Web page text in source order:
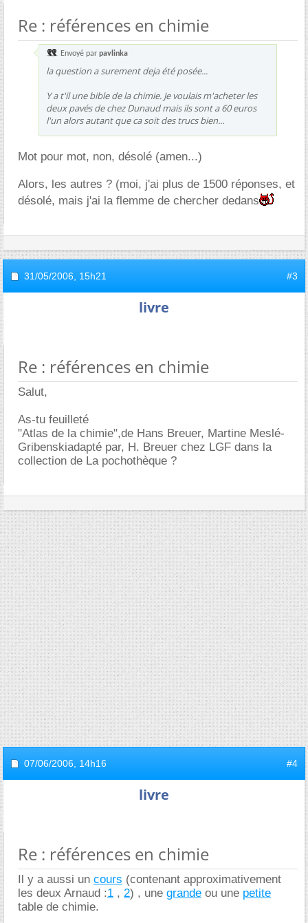
Re : références en chimie
Envoyé par pavlinka
la question a surement deja été posée...
Y a t'il une bible de la chimie. Je voulais m'acheter les
deux pavés de chez Dunaud mais ils sont a 60 euros
l'un alors autant que ca soit des trucs bien...
Mot pour mot, non, désolé (amen...)
Alors, les autres ? (moi, j'ai plus de 1500 réponses, et
désolé, mais j'ai la flemme de chercher dedans
31/05/2006, 15h21 #3
livre
Re : références en chimie
Salut,
As-tu feuilleté
"Atlas de la chimie",de Hans Breuer, Martine Meslé-
Gribenskiadapté par, H. Breuer chez LGF dans la
collection de La pochothèque ?
07/06/2006, 14h16 #4
livre
Re : références en chimie
Il y a aussi un cours (contenant approximativement
les deux Arnaud :1 , 2) , une grande ou une petite
table de chimie.